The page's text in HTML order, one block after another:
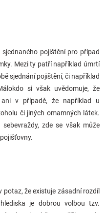
pojištění pro případ
Mezi ty patří například úmrtí
sjednání pojištění, či například
si však uvědomuje, že
v případě, že například u
či jiných omamných látek.
zde se však může
potaz, že existuje zásadní rozdíl
je dobrou volbou tzv.